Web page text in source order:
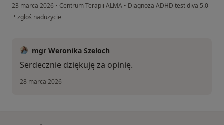
23 marca 2026 • Centrum Terapii ALMA • Diagnoza ADHD test diva 5.0
• w opinii użytkownika JB
zgłoś nadużycie
mgr Weronika Szeloch
Serdecznie dziękuję za opinię.
28 marca 2026